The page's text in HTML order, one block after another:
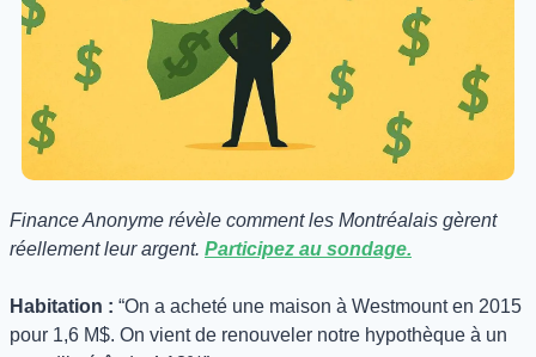
Finance Anonyme révèle comment les Montréalais gèrent
réellement leur argent. Participez au sondage.
Habitation : “On a acheté une maison à Westmount en 2015
pour 1,6 M$. On vient de renouveler notre hypothèque à un